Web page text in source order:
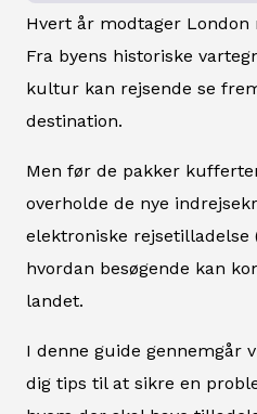
Hvert år modtager London
Fra byens historiske
kultur kan rejsende se
destination.
Men før de pakker
overholde de nye
elektroniske rejsetilladelse
hvordan besøgende kan
landet.
I denne guide gennemgår
dig tips til at sikre en